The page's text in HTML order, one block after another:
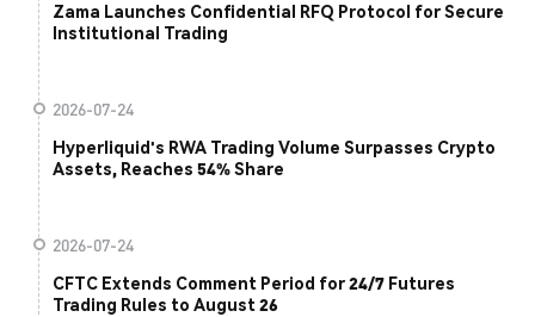
Zama Launches Confidential RFQ Protocol for Secure
Institutional Trading
2026-07-24
Hyperliquid's RWA Trading Volume Surpasses Crypto
Assets, Reaches 54% Share
2026-07-24
CFTC Extends Comment Period for 24/7 Futures
Trading Rules to August 26